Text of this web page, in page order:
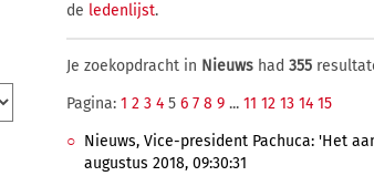
de ledenlijst.
Je zoekopdracht in Nieuws had 355
Pagina: 1 2 3 4 5 6 7 8 9 ... 11 12 13 14 15
Nieuws, Vice-president Pachuca: 'Het
augustus 2018, 09:30:31